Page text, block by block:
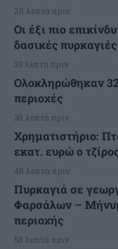
28 λεπτά πριν
Οι έξι πιο
δασικές πυρκαγιές
33 λεπτά πριν
Ολοκληρώθηκαν
περιοχές
38 λεπτά πριν
Χρηματιστήριο:
εκατ. ευρώ ο
48 λεπτά πριν
Πυρκαγιά σε
Φαρσάλων –
περιοχής
58 λεπτά πριν